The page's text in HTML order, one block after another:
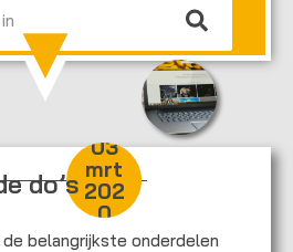
03
mrt
202
0
do’s
de belangrijkste onderdelen